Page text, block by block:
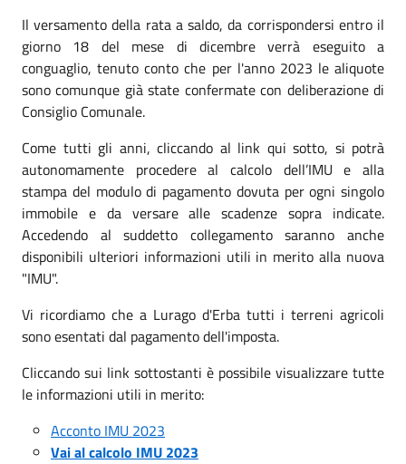
Il versamento della rata a saldo, da corrispondersi entro il
giorno 18 del mese di dicembreverrà eseguito a
conguaglio, tenuto conto che per l'anno 2023 le aliquote
sono comunque già state confermate con deliberazione di
Consiglio Comunale.
Come tutti gli anni, cliccando al link qui sotto, si potrà
autonomamente procedere al calcolo dell’IMU e alla
stampa del modulo di pagamento dovuta per ogni singolo
immobile e da versare alle scadenze sopra indicate.
Accedendo al suddetto collegamento saranno anche
disponibili ulteriori informazioni utili in merito alla nuova
"IMU".
Vi ricordiamo che a Lurago d'Erba tutti i terreni agricoli
sono esentati dal pagamento dell'imposta.
Cliccando sui link sottostanti è possibile visualizzare tutte
le informazioni utili in merito:
Acconto IMU 2023
Vai al calcolo IMU 2023